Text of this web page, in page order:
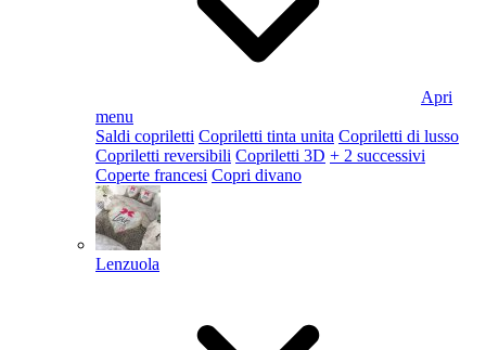
Apri
menu
Saldi copriletti Copriletti tinta unita Copriletti di lusso
Copriletti reversibili Copriletti 3D + 2 successivi
Coperte francesi Copri divano
Lenzuola